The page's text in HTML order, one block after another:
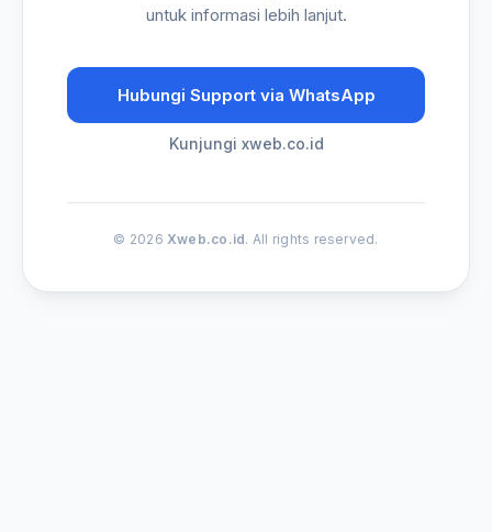
untuk informasi lebih lanjut.
Hubungi Support via WhatsApp
Kunjungi xweb.co.id
© 2026 Xweb.co.id. All rights reserved.